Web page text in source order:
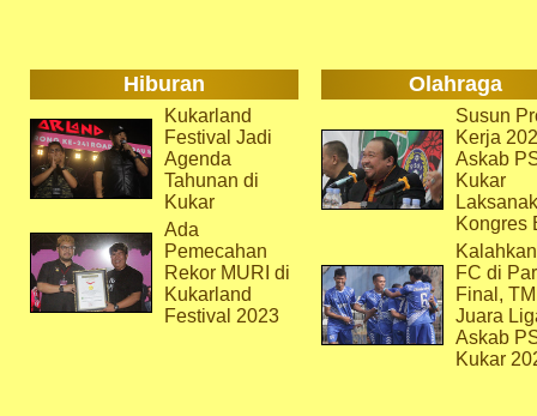
Hiburan Olahraga
Kukarland
Festival Jadi
Agenda
Tahunan di
Kukar
Ada
Pemecahan
Rekor MURI di
Kukarland
Festival 2023
Susun
Kerja
Askab
Kukar
Kongres
FC di
Final,
Juara
Askab
Kukar